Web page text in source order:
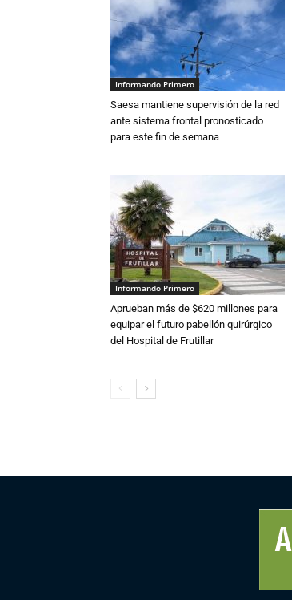
Informando Primero
Saesa mantiene supervisión de la red
ante sistema frontal pronosticado
para este fin de semana
Informando Primero
Aprueban más de $620 millones para
equipar el futuro pabellón quirúrgico
del Hospital de Frutillar